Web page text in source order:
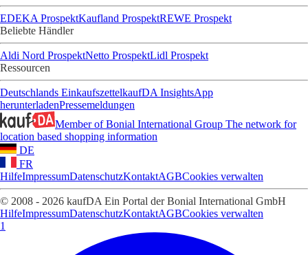
EDEKA ProspektKaufland ProspektREWE Prospekt
Beliebte Händler
Aldi Nord ProspektNetto ProspektLidl Prospekt
Ressourcen
Deutschlands EinkaufszettelkaufDA InsightsApp
herunterladenPressemeldungen
Member of Bonial International Group The network for
location based shopping information
DE
FR
HilfeImpressumDatenschutzKontaktAGBCookies verwalten
© 2008 - 2026 kaufDA Ein Portal der Bonial International GmbH
HilfeImpressumDatenschutzKontaktAGBCookies verwalten
1